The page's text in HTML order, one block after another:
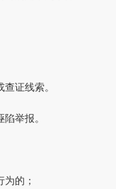
查证线索。
举报。
为的；